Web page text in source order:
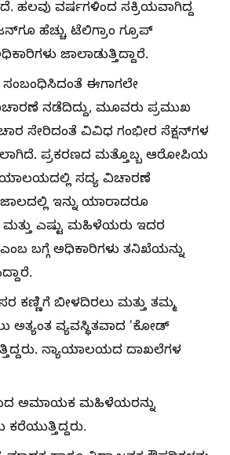
ಹಲವು ವರ್ಷಗಳಿಂದ ಸಕ್ರಿಯವಾಗಿದ್ದ
ಹೆಚ್ಚು ಟೆಲಿಗ್ರಾಂ ಗ್ರೂಪ್‌
ಜಾಲಾಡುತ್ತಿದ್ದಾರೆ.
ಸಂಬಂಧಿಸಿದಂತೆ ಈಗಾಗಲೇ
ನಡೆದಿದ್ದು, ಮೂವರು ಪ್ರಮುಖ
ಸೇರಿದಂತೆ ವಿವಿಧ ಗಂಭೀರ ಸೆಕ್ಷನ್‌ಗಳ
ಪ್ರಕರಣದ ಮತ್ತೊಬ್ಬ ಆರೋಪಿಯ
ಸದ್ಯ ವಿಚಾರಣೆ
ಇನ್ನು ಯಾರಾದರೂ
ಎಷ್ಟು ಮಹಿಳೆಯರು ಇದರ
ಬಗ್ಗೆ ಅಧಿಕಾರಿಗಳು ತನಿಖೆಯನ್ನು
ಕಣ್ಣಿಗೆ ಬೀಳದಿರಲು ಮತ್ತು ತಮ್ಮ
ಅತ್ಯಂತ ವ್ಯವಸ್ಥಿತವಾದ 'ಕೋಡ್
ನ್ಯಾಯಾಲಯದ ದಾಖಲೆಗಳ
ಅಮಾಯಕ ಮಹಿಳೆಯರನ್ನು
ಕರೆಯುತ್ತಿದ್ದರು.